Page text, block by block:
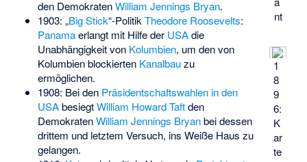
nt
1
8
9
6:
K
ar
te
den DemokratenWilliam Jennings Bryan.
1903: „Big Stick“-Politik Theodore Roosevelts:
Panamaerlangt mit Hilfe der USAdie
Unabhängigkeit von Kolumbien, um den von
Kolumbien blockierten Kanalbauzu
ermöglichen.
1908: Bei den Präsidentschaftswahlen in den
USAbesiegtWilliam Howard Taftden
DemokratenWilliam Jennings Bryanbei dessen
drittem und letztem Versuch, ins Weiße Haus zu
gelangen.